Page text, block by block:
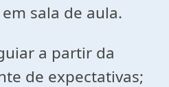
sala de aula.
a partir da
de expectativas;